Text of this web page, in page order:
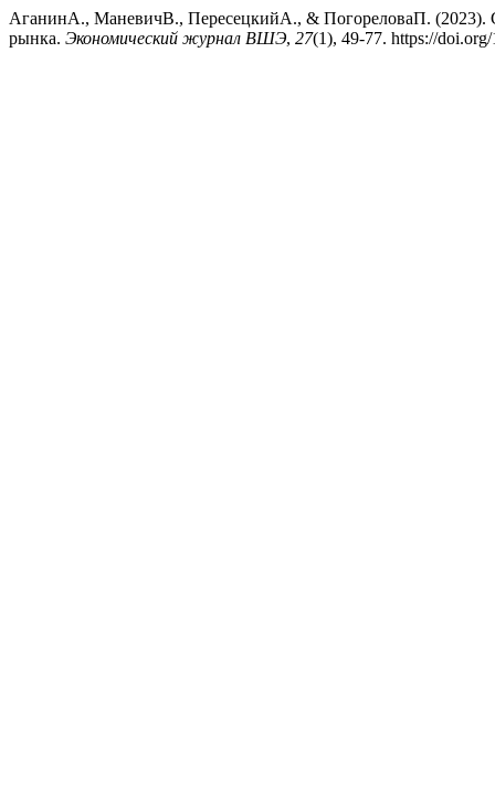
АганинА., МаневичВ., ПересецкийА., & ПогореловаП. (2023).
рынка. Экономический журнал ВШЭ, 27(1), 49-77. https://